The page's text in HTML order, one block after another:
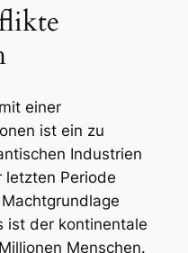
einer
ist ein zu
Industrien
letzten Periode
ist der kontinentale
Menschen.